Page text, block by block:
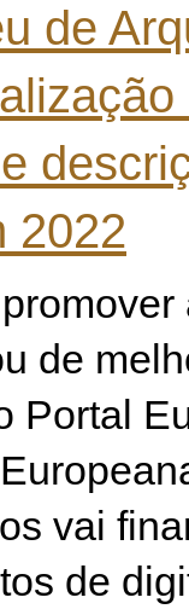
de
2022
de
Portal
vai
de